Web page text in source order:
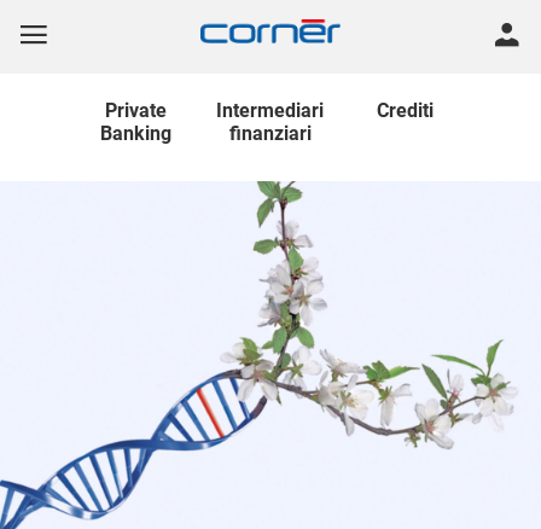
Private
Banking
Intermediari
finanziari
Crediti